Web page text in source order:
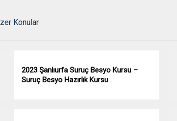
Konular
2023 Şanlıurfa Suruç Besyo Kursu –
Suruç Besyo Hazırlık Kursu